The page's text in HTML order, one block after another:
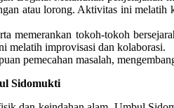
atau lorong. Aktivitas ini melatih
memerankan tokoh-tokoh
melatih improvisasi dan kolaborasi.
pemecahan masalah,
Sidomukti